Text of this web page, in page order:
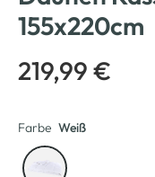
155x220cm
219,99 €
Farbe Weiß